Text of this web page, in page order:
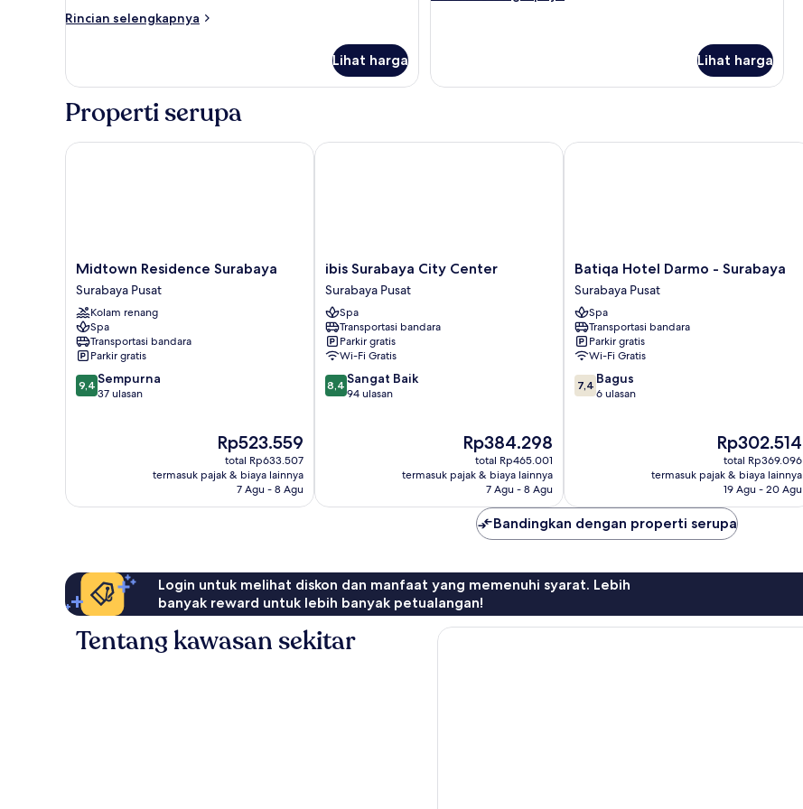
Tempat
Tidur
Rincian selengkapnya
Rincian
Suite,
Tempat
King
Lihat harga Lihat harga
Properti serupa
Midtown
Residence
Surabaya
Surabaya
Pusat
Midtown Residence Surabaya
Surabaya Pusat
Kolam renang
Spa
Transportasi bandara
Parkir gratis
9.4
dari
9,4 Sempurna
37 ulasan
Harga
sekarang
Rp523.559
Rp523.559
total Rp633.507
termasuk pajak & biaya lainnya
7 Agu - 8 Agu
Midtown Residence Surabaya
ibis
Surabaya
City
Center
Surabaya
Pusat
ibis Surabaya City Center
Surabaya Pusat
Spa
Transportasi bandara
Parkir gratis
Wi-Fi Gratis
8.4
dari
8,4 Sangat Baik
94 ulasan
Harga
sekarang
Rp384.298
Rp384.298
total Rp465.001
termasuk pajak & biaya lainnya
7 Agu - 8 Agu
ibis Surabaya City Center
Batiqa
Hotel
Darmo
-
Surabaya
Surabaya
Pusat
Batiqa Hotel Darmo - Surabaya
Surabaya Pusat
Spa
Transportasi bandara
Parkir gratis
Wi-Fi Gratis
7.4
dari
7,4 Bagus
6 ulasan
Harga
sekarang
Rp302.514
Rp302.514
total Rp369.096
termasuk pajak & biaya lainnya
19 Agu - 20 Agu
Batiqa Hotel Darmo - Surabaya
Bandingkan dengan properti serupa
Login untuk melihat diskon dan manfaat yang memenuhi syarat. Lebih
banyak reward untuk lebih banyak petualangan!
Tentang kawasan sekitar